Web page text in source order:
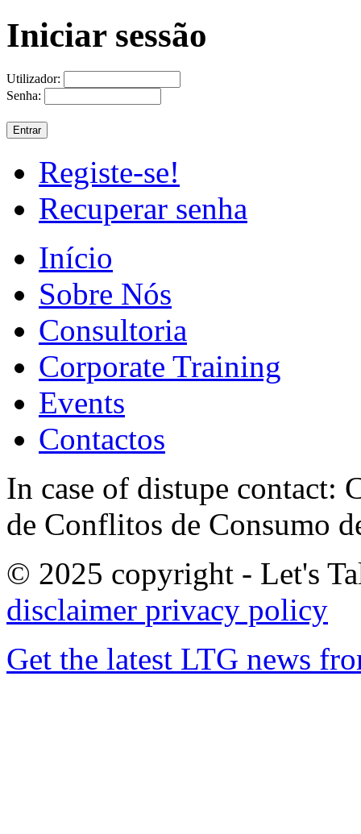
Iniciar sessão
Utilizador:
Senha:
Registe-se!
Recuperar senha
Início
Sobre Nós
Consultoria
Corporate Training
Events
Contactos
In case of distupe contact:
de Conflitos de Consumo
© 2025 copyright - Let's
disclaimer privacy policy
Get the latest LTG news